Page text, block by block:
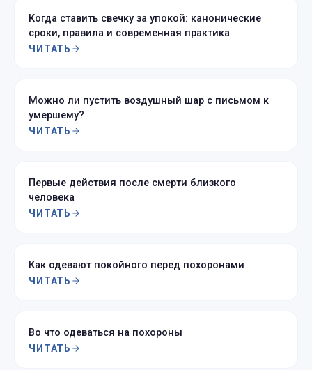
Когда ставить свечку за упокой: канонические
сроки, правила и современная практика
ЧИТАТЬ
Можно ли пустить воздушный шар с письмом к
умершему?
ЧИТАТЬ
Первые действия после смерти близкого
человека
ЧИТАТЬ
Как одевают покойного перед похоронами
ЧИТАТЬ
Во что одеваться на похороны
ЧИТАТЬ